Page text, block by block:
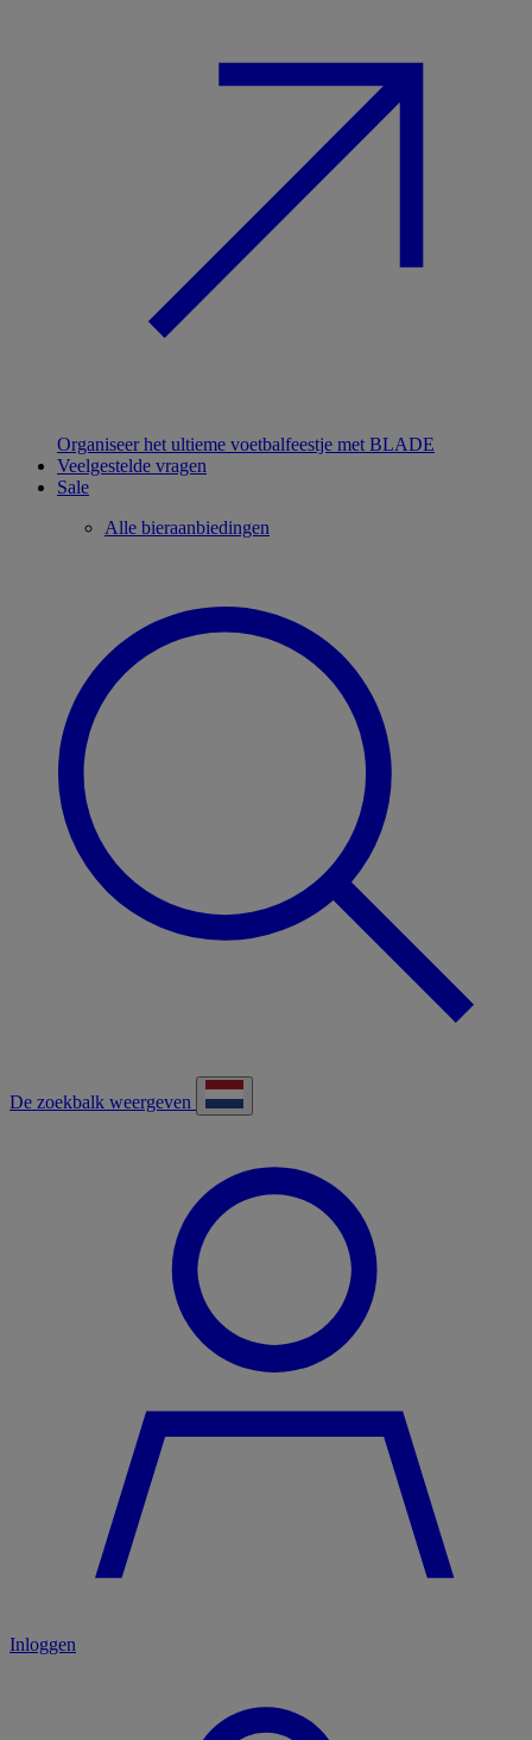
Organiseer het ultieme voetbalfeestje met BLADE
Veelgestelde vragen
Sale
Alle bieraanbiedingen
De zoekbalk weergeven
Inloggen